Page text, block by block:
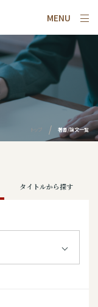
MENU
トップ 著書/論文一覧
タイトルから探す